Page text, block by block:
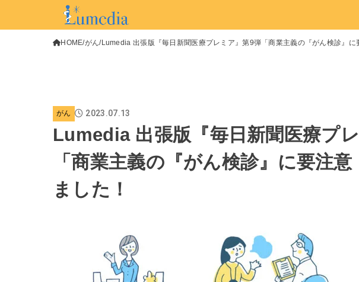
HOME がん Lumedia 出張版『毎日新聞医療プレミア』第9弾「商業主義の『がん検診』に
がん 2023.07.13
Lumedia 出張版『毎日新聞医療プ
「商業主義の『がん検診』に要注
ました！